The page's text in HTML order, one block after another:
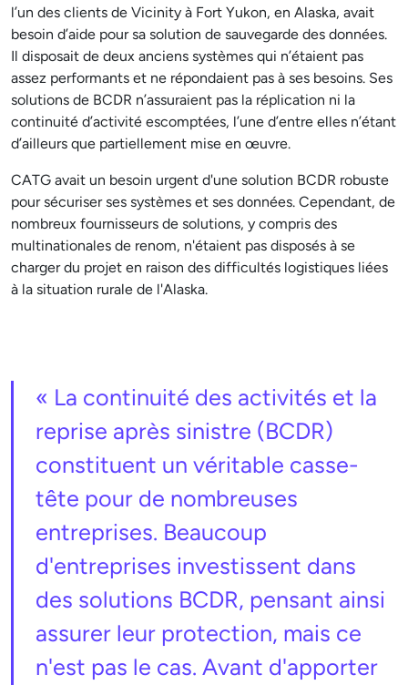
l’un des clients de Vicinity à Fort Yukon, en Alaska, avait
besoin d’aide pour sa solution de sauvegarde des données.
Il disposait de deux anciens systèmes qui n’étaient pas
assez performants et ne répondaient pas à ses besoins. Ses
solutions de BCDR n’assuraient pas la réplication ni la
continuité d’activité escomptées, l’une d’entre elles n’étant
d’ailleurs que partiellement mise en œuvre.
CATG avait un besoin urgent d'une solution BCDR robuste
pour sécuriser ses systèmes et ses données. Cependant, de
nombreux fournisseurs de solutions, y compris des
multinationales de renom, n'étaient pas disposés à se
charger du projet en raison des difficultés logistiques liées
à la situation rurale de l'Alaska.
« La continuité des activités et la
reprise après sinistre (BCDR)
constituent un véritable casse-
tête pour de nombreuses
entreprises. Beaucoup
d'entreprises investissent dans
des solutions BCDR, pensant ainsi
assurer leur protection, mais ce
n'est pas le cas. Avant d'apporter